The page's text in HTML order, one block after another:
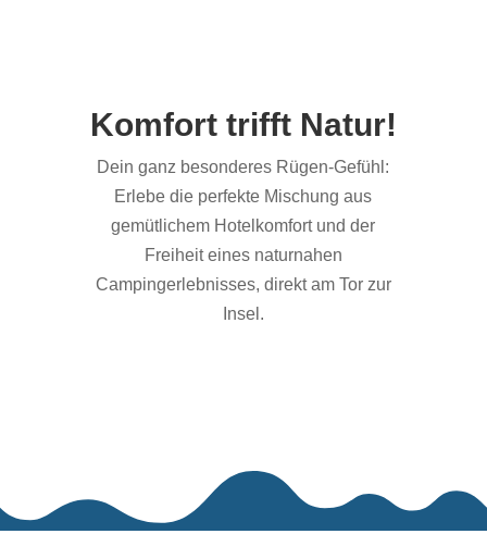
Komfort trifft Natur!
Dein ganz besonderes Rügen-Gefühl:
Erlebe die perfekte Mischung aus
gemütlichem Hotelkomfort und der
Freiheit eines naturnahen
Campingerlebnisses, direkt am Tor zur
Insel.